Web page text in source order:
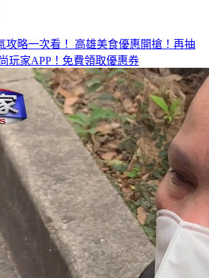
攻略一次看！ 高雄美食優惠開搶！再抽
玩家APP！免費領取優惠券